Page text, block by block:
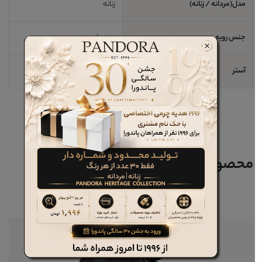
مدل(مردانه / زنانه) زنانه
جنس رویه چرم طبیعی جیر
آستر بدون آستر
محصولات مرتبط